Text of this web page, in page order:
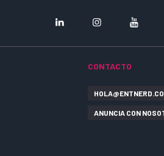
CONTACTO
ANUNCIA CON